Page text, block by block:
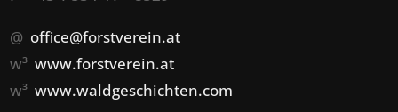
@ office@forstverein.at
w³www.forstverein.at
w³www.waldgeschichten.com